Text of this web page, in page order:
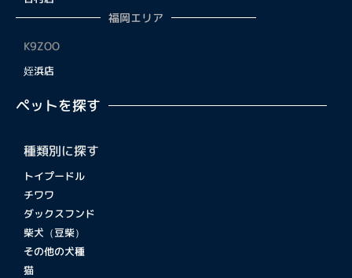
福岡エリア
K9ZOO
姪浜店
ペットを探す
種類別に探す
トイプードル
チワワ
ダックスフンド
柴犬（豆柴）
その他の犬種
猫